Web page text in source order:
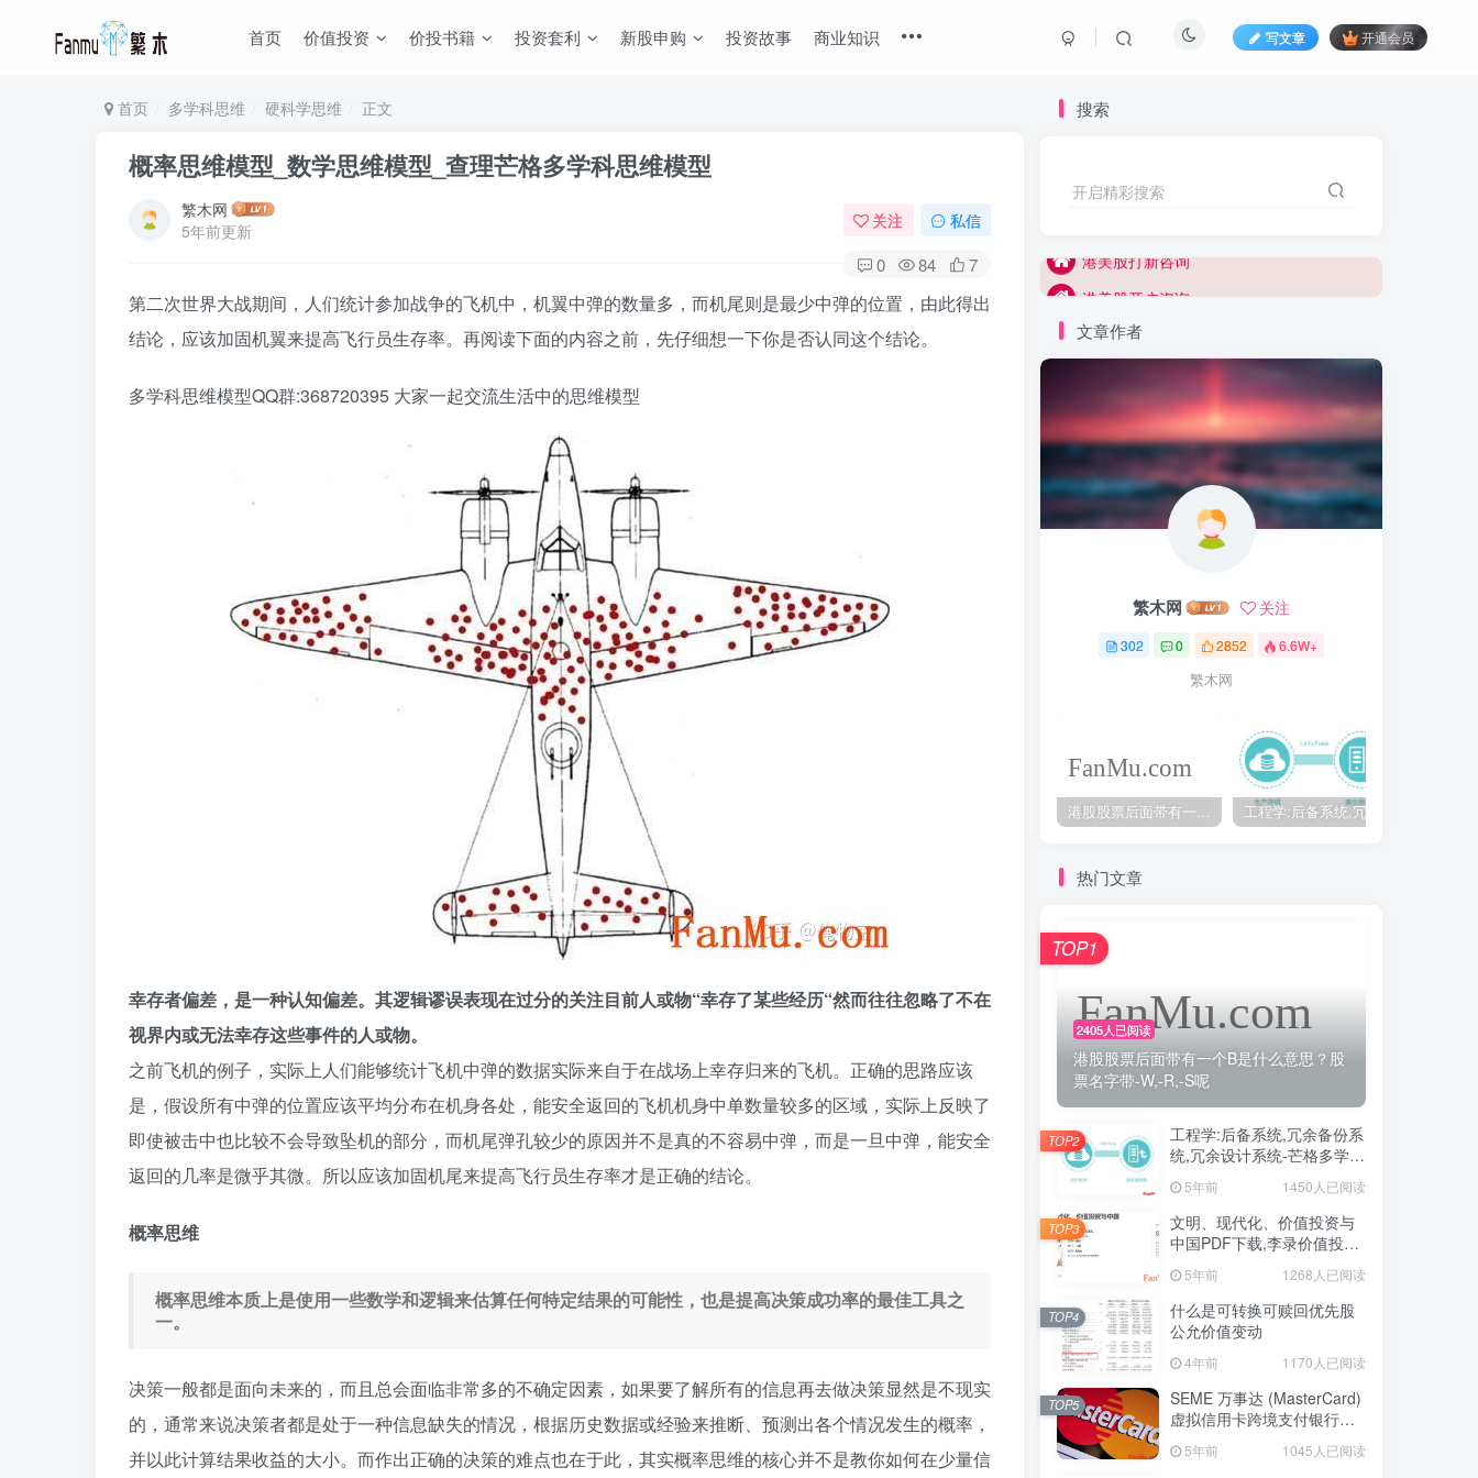
首页 价值投资 价投书籍 投资套利 新股申购 投资故事 商业知识 写文章 开通会员
首页 多学科思维 硬科学思维 正文
概率思维模型_数学思维模型_查理芒格多学科思维模型
繁木网
5年前更新
关注 私信
0 84 7
第二次世界大战期间，人们统计参加战争的飞机中，机翼中弹的数量多，而机尾则是最少中弹的位置，由此得出
结论，应该加固机翼来提高飞行员生存率。再阅读下面的内容之前，先仔细想一下你是否认同这个结论。
多学科思维模型QQ群:368720395 大家一起交流生活中的思维模型
幸存者偏差，是一种认知偏差。其逻辑谬误表现在过分的关注目前人或物“幸存了某些经历“然而往往忽略了不在
视界内或无法幸存这些事件的人或物。
之前飞机的例子，实际上人们能够统计飞机中弹的数据实际来自于在战场上幸存归来的飞机。正确的思路应该
是，假设所有中弹的位置应该平均分布在机身各处，能安全返回的飞机机身中单数量较多的区域，实际上反映了
即使被击中也比较不会导致坠机的部分，而机尾弹孔较少的原因并不是真的不容易中弹，而是一旦中弹，能安全
返回的几率是微乎其微。所以应该加固机尾来提高飞行员生存率才是正确的结论。
概率思维
概率思维本质上是使用一些数学和逻辑来估算任何特定结果的可能性，也是提高决策成功率的最佳工具之
一。
决策一般都是面向未来的，而且总会面临非常多的不确定因素，如果要了解所有的信息再去做决策显然是不现实
的，通常来说决策者都是处于一种信息缺失的情况，根据历史数据或经验来推断、预测出各个情况发生的概率，
并以此计算结果收益的大小。而作出正确的决策的难点也在于此，其实概率思维的核心并不是教你如何在少量信
搜索
开启精彩搜索
港美股开户咨询
港美股开户咨询
文章作者
繁木网 关注
302 0 2852 6.6W+
繁木网
港股股票后面带有一个B是什么意思？股票名字带-W,-R,-S呢
热门文章
2405人已阅读
港股股票后面带有一个B是什么意思？股
票名字带-W,-R,-S呢
TOP1
工程学:后备系统,冗余备份系
统,冗余设计系统-芒格多学科
5年前 1450人已阅读
TOP2
文明、现代化、价值投资与
中国PDF下载,李录价值投资
5年前 1268人已阅读
TOP3
什么是可转换可赎回优先股
公允价值变动
4年前 1170人已阅读
TOP4
SEME 万事达 (MasterCard)
虚拟信用卡跨境支付银行卡
5年前 1045人已阅读
TOP5